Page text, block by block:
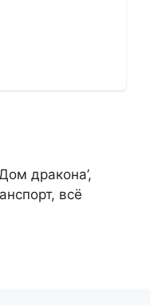
дракона’,
всё